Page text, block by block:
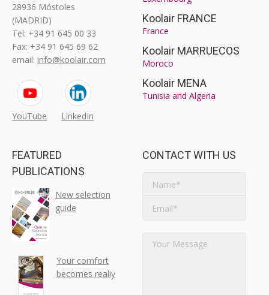
28936 Móstoles
(MADRID)
Tel: +34 91 645 00 33
Fax: +34 91 645 69 62
email: info@koolair.com
YouTube LinkedIn
Koolair FRANCE
France
Koolair MARRUECOS
Moroco
Koolair MENA
Tunisia and Algeria
FEATURED
PUBLICATIONS
New selection
guide
Your comfort
becomes realiy
CONTACT WITH US